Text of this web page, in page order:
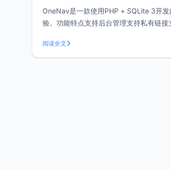
OneNav是一款使用PHP + SQLite 3开
验。功能特点支持后台管理支持私有链
阅读全文